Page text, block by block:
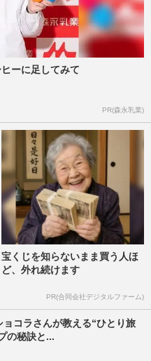
ーに足してみて
PR(森永乳業)
宝くじを知らないまま買う人ほ
ど、外れ続けます
PR(合同会社デジタルファーム)
コラさんが教える“ひとり旅
の秘訣と...